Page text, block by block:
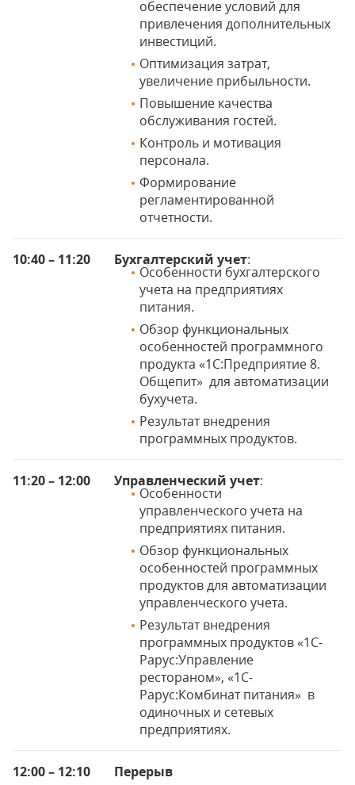
обеспечение условий для
привлечения дополнительных
инвестиций.
Оптимизация затрат,
увеличение прибыльности.
Повышение качества
обслуживания гостей.
Контроль и мотивация
персонала.
Формирование
регламентированной
отчетности.
10:40 – 11:20 Бухгалтерский учет:
Особенности бухгалтерского
учета на предприятиях
питания.
Обзор функциональных
особенностей программного
продукта «1С:Предприятие 8.
Общепит» для автоматизации
бухучета.
Результат внедрения
программных продуктов.
11:20 – 12:00 Управленческий учет:
Особенности
управленческого учета на
предприятиях питания.
Обзор функциональных
особенностей программных
продуктов для автоматизации
управленческого учета.
Результат внедрения
программных продуктов «1С-
Рарус:Управление
рестораном», «1С-
Рарус:Комбинат питания» в
одиночных и сетевых
предприятиях.
12:00 – 12:10 Перерыв